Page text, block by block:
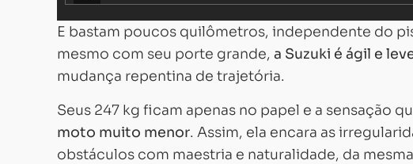
E bastam poucos quilômetros, independente do
mesmo com seu porte grande, a Suzuki é ágil e
mudança repentina de trajetória.
Seus 247 kg ficam apenas no papel e a sensação
moto muito menor. Assim, ela encara as
obstáculos com maestria e naturalidade, da